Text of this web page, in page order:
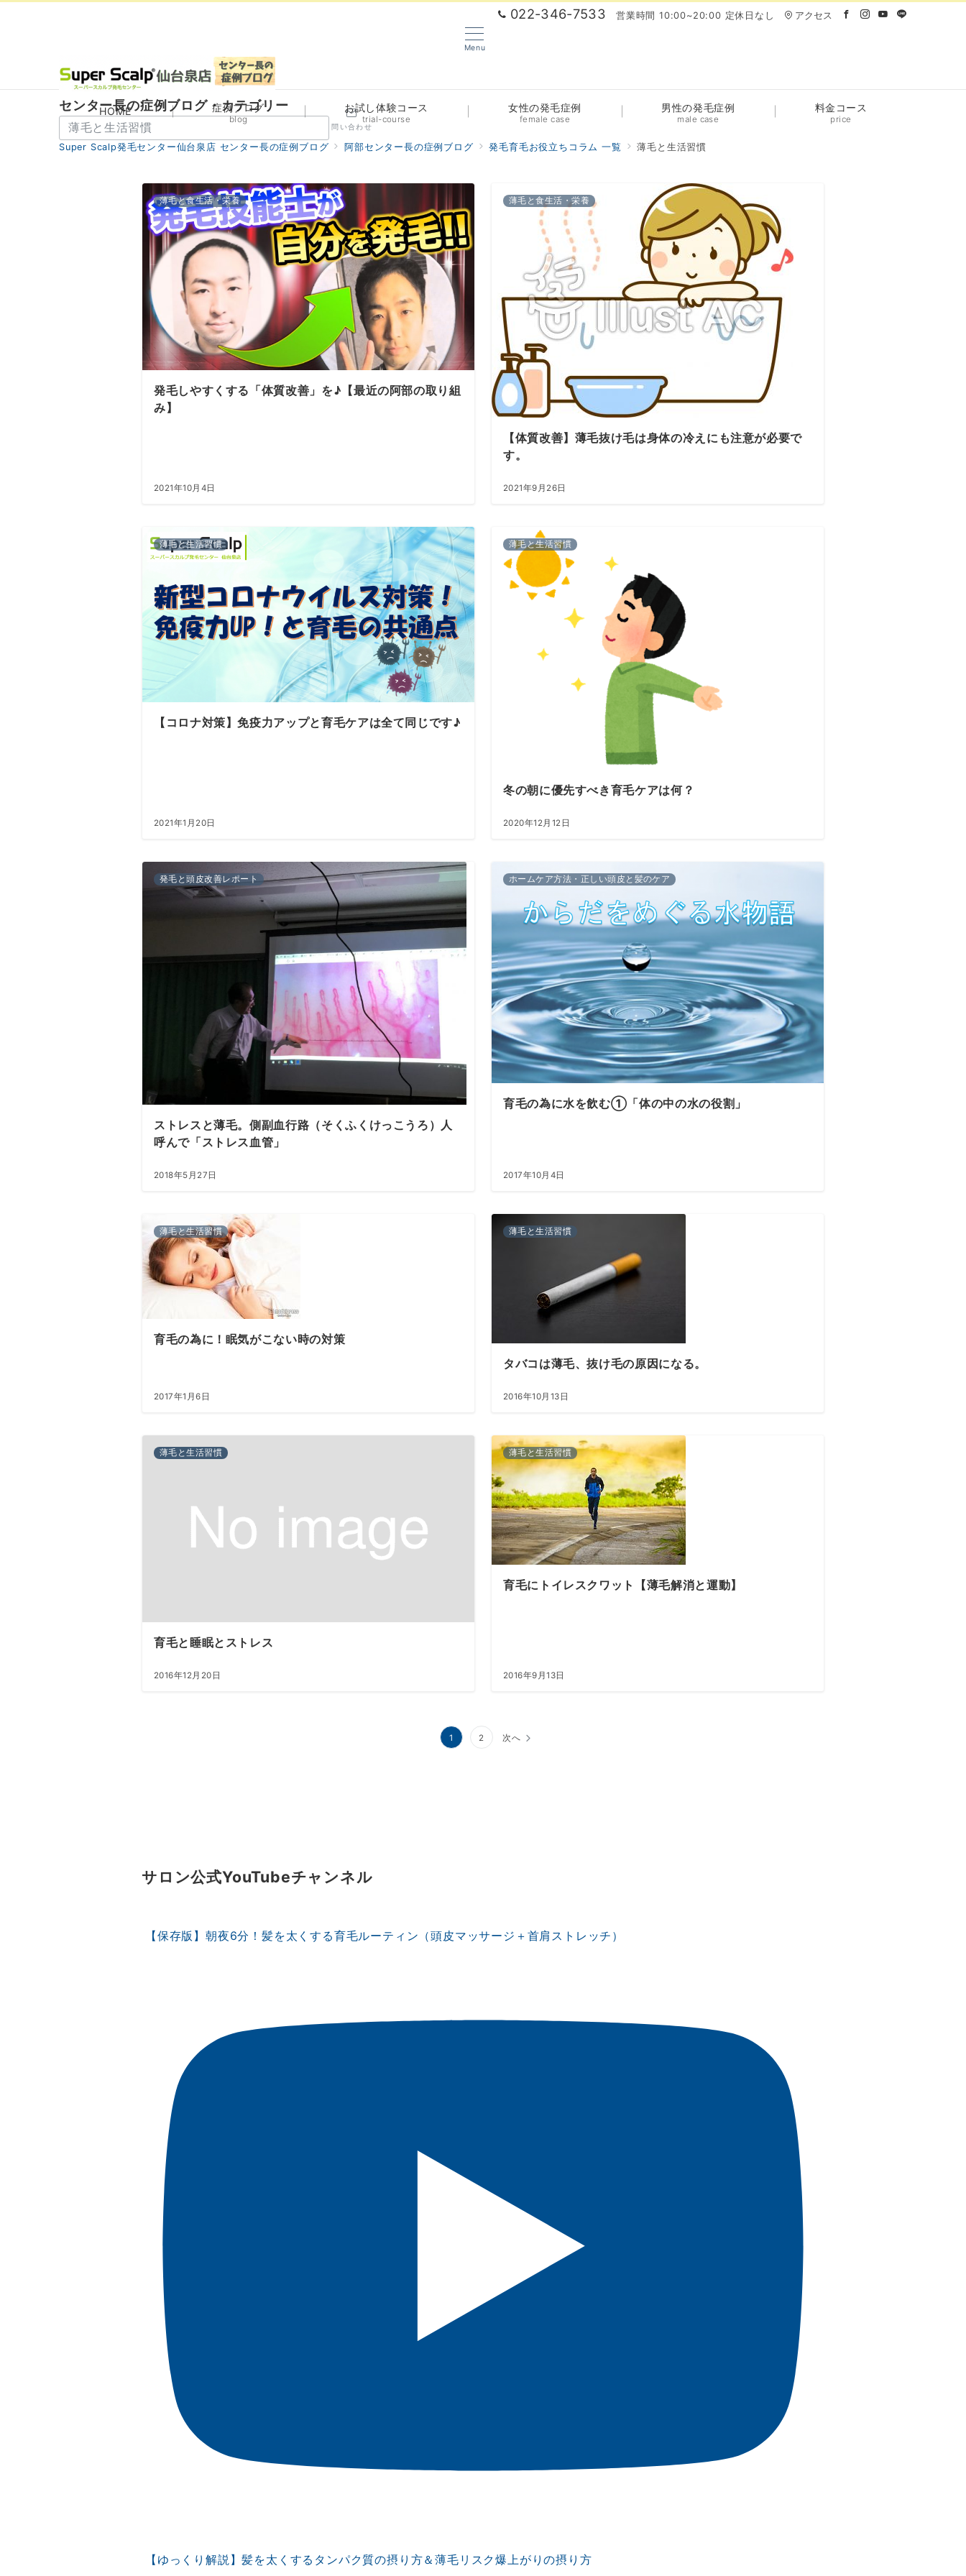
022-346-7533 営業時間 10:00~20:00 定休日なし アクセス
Menu
センター長の症例ブログ・カテゴリー
セ
ン
問い合わせ
HOME 症例ブログ
blog
お試し体験コース
trial-course
女性の発毛症例
female case
男性の発毛症例
male case
料金コース
price
Super Scalp発毛センター仙台泉店 センター長の症例ブログ 阿部センター長の症例ブログ 発毛育毛お役立ちコラム 一覧 薄毛と生活習慣
薄毛と食生活・栄養
発毛しやすくする「体質改善」を♪【最近の阿部の取り組
み】
2021年10月4日
薄毛と食生活・栄養
【体質改善】薄毛抜け毛は身体の冷えにも注意が必要で
す。
2021年9月26日
薄毛と生活習慣
【コロナ対策】免疫力アップと育毛ケアは全て同じです♪
2021年1月20日
薄毛と生活習慣
冬の朝に優先すべき育毛ケアは何？
2020年12月12日
発毛と頭皮改善レポート
ストレスと薄毛。側副血行路（そくふくけっこうろ）人
呼んで「ストレス血管」
2018年5月27日
ホームケア方法・正しい頭皮と髪のケア
育毛の為に水を飲む①「体の中の水の役割」
2017年10月4日
薄毛と生活習慣
育毛の為に！眠気がこない時の対策
2017年1月6日
薄毛と生活習慣
タバコは薄毛、抜け毛の原因になる。
2016年10月13日
薄毛と生活習慣
育毛と睡眠とストレス
2016年12月20日
薄毛と生活習慣
育毛にトイレスクワット【薄毛解消と運動】
2016年9月13日
送
1 2 次へ
サロン公式YouTubeチャンネル
【保存版】朝夜6分！髪を太くする育毛ルーティン（頭皮マッサージ＋首肩ストレッチ）
【ゆっくり解説】髪を太くするタンパク質の摂り方＆薄毛リスク爆上がりの摂り方